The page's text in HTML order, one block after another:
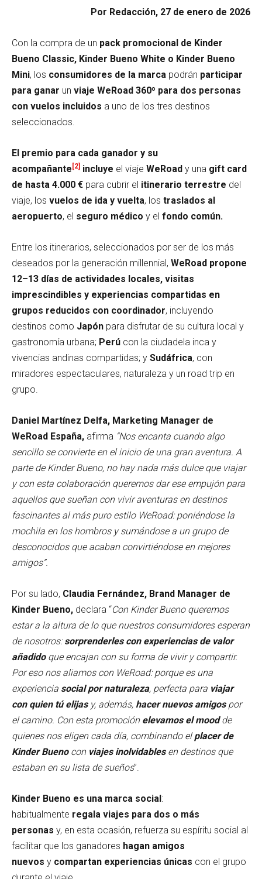
Por Redacción, 27 de enero de 2026
Con la compra de un pack promocional de Kinder
Bueno Classic, Kinder Bueno White o Kinder Bueno
Mini, los consumidores de la marca podrán participar
para ganar un viaje WeRoad 360º para dos personas
con vuelos incluidos a uno de los tres destinos
seleccionados.
El premio para cada ganador y su
acompañante [2] incluye el viaje WeRoad y una gift card
de hasta 4.000 € para cubrir el itinerario terrestre del
viaje, los vuelos de ida y vuelta, los traslados al
aeropuerto, el seguro médico y el fondo común.
Entre los itinerarios, seleccionados por ser de los más
deseados por la generación millennial, WeRoad propone
12–13 días de actividades locales, visitas
imprescindibles y experiencias compartidas en
grupos reducidos con coordinador, incluyendo
destinos como Japón para disfrutar de su cultura local y
gastronomía urbana; Perú con la ciudadela inca y
vivencias andinas compartidas; y Sudáfrica, con
miradores espectaculares, naturaleza y un road trip en
grupo.
Daniel Martínez Delfa, Marketing Manager de
WeRoad España, afirma “Nos encanta cuando algo
sencillo se convierte en el inicio de una gran aventura. A
parte de Kinder Bueno, no hay nada más dulce que viajar
y con esta colaboración queremos dar ese empujón para
aquellos que sueñan con vivir aventuras en destinos
fascinantes al más puro estilo WeRoad: poniéndose la
mochila en los hombros y sumándose a un grupo de
desconocidos que acaban convirtiéndose en mejores
amigos”.
Por su lado, Claudia Fernández, Brand Manager de
Kinder Bueno, declara “Con Kinder Bueno queremos
estar a la altura de lo que nuestros consumidores esperan
de nosotros:sorprenderles con experiencias de valor
añadidoque encajan con su forma de vivir y compartir.
Por eso nos aliamos con WeRoad: porque es una
experiencia social por naturaleza, perfecta para viajar
con quien tú elijasy, además, hacer nuevos amigospor
el camino. Con esta promoción elevamos el moodde
quienes nos eligen cada día, combinando elplacer de
Kinder Buenocon viajes inolvidablesen destinos que
estaban en su lista de sueños”.
Kinder Bueno es una marca social:
habitualmente regala viajes para dos o más
personas y, en esta ocasión, refuerza su espíritu social al
facilitar que los ganadores hagan amigos
nuevos y compartan experiencias únicas con el grupo